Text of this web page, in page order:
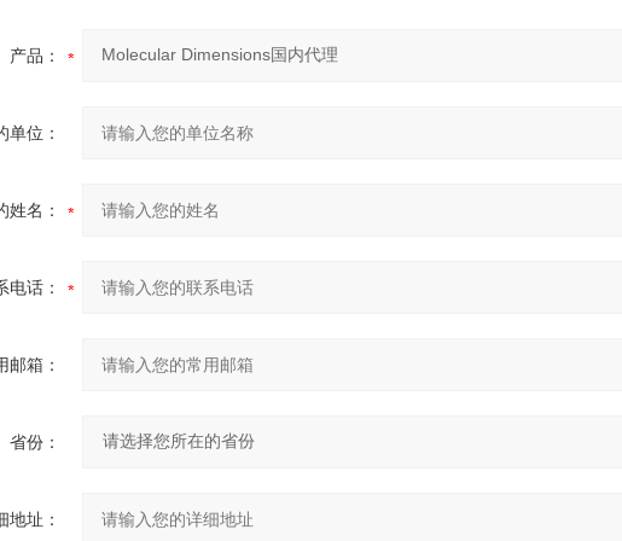
产品：
单位：
姓名：
电话：
邮箱：
省份：
地址：